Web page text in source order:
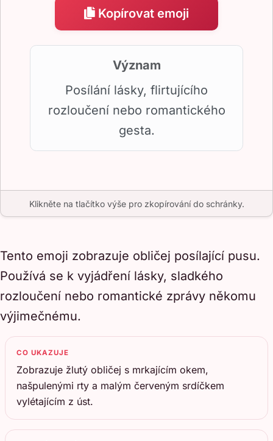
Kopírovat emoji
Význam
Posílání lásky, flirtujícího
rozloučení nebo romantického
gesta.
Klikněte na tlačítko výše pro zkopírování do schránky.
Tento emoji zobrazuje obličej posílající pusu.
Používá se k vyjádření lásky, sladkého
rozloučení nebo romantické zprávy někomu
výjimečnému.
CO UKAZUJE
Zobrazuje žlutý obličej s mrkajícím okem,
našpulenými rty a malým červeným srdíčkem
vylétajícím z úst.